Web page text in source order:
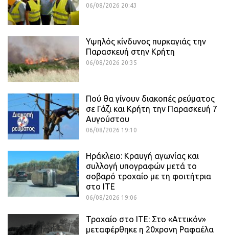
06/08/2026 20:43
Υψηλός κίνδυνος πυρκαγιάς την
Παρασκευή στην Κρήτη
06/08/2026 20:35
Πού θα γίνουν διακοπές ρεύματος
σε Γάζι και Κρήτη την Παρασκευή 7
Αυγούστου
06/08/2026 19:10
Ηράκλειο: Κραυγή αγωνίας και
συλλογή υπογραφών μετά το
σοβαρό τροχαίο με τη φοιτήτρια
στο ΙΤΕ
06/08/2026 19:06
Τροχαίο στο ΙΤΕ: Στο «Αττικόν»
μεταφέρθηκε η 20χρονη Ραφαέλα